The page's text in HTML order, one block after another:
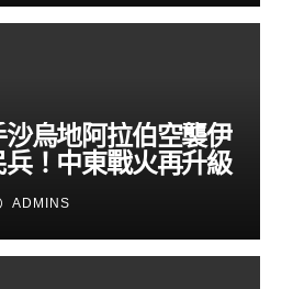
烏地阿拉伯空襲伊
！中東戰火再升級
ADMINS